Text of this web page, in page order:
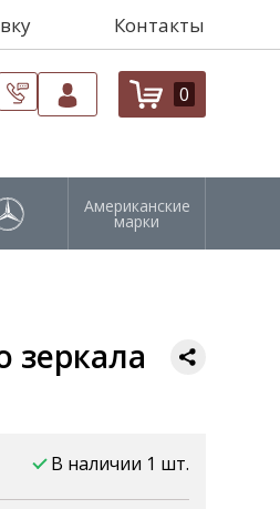
Контакты
0
Американские
марки
зеркала
В наличии 1 шт.